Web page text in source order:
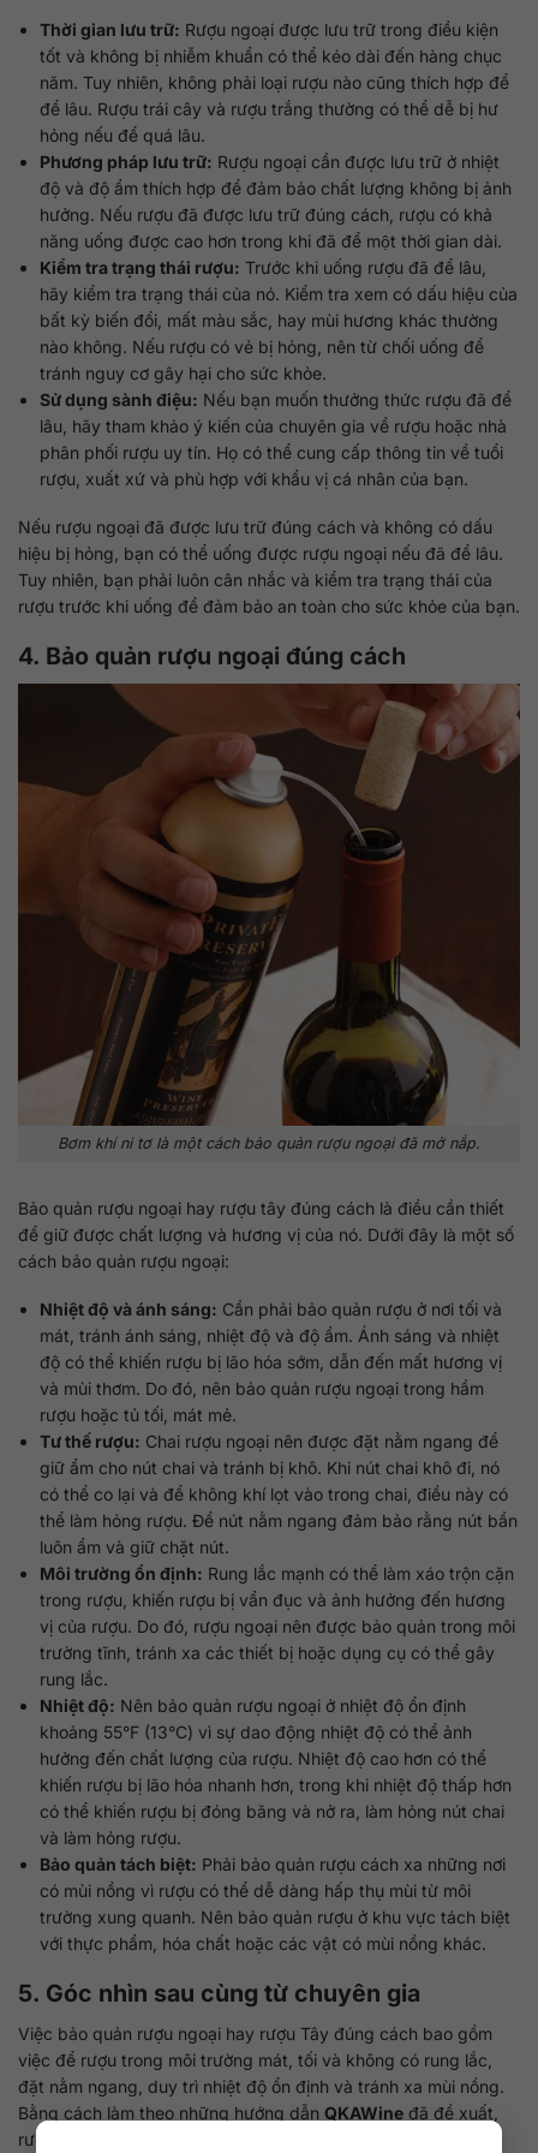
Thời gian lưu trữ: Rượu ngoại được lưu trữ trong điều kiện
tốt và không bị nhiễm khuẩn có thể kéo dài đến hàng chục
năm. Tuy nhiên, không phải loại rượu nào cũng thích hợp để
để lâu. Rượu trái cây và rượu trắng thường có thể dễ bị hư
hỏng nếu để quá lâu.
Phương pháp lưu trữ: Rượu ngoại cần được lưu trữ ở nhiệt
độ và độ ẩm thích hợp để đảm bảo chất lượng không bị ảnh
hưởng. Nếu rượu đã được lưu trữ đúng cách, rượu có khả
năng uống được cao hơn trong khi đã để một thời gian dài.
Kiểm tra trạng thái rượu: Trước khi uống rượu đã để lâu,
hãy kiểm tra trạng thái của nó. Kiểm tra xem có dấu hiệu của
bất kỳ biến đổi, mất màu sắc, hay mùi hương khác thường
nào không. Nếu rượu có vẻ bị hỏng, nên từ chối uống để
tránh nguy cơ gây hại cho sức khỏe.
Sử dụng sành điệu: Nếu bạn muốn thưởng thức rượu đã để
lâu, hãy tham khảo ý kiến của chuyên gia về rượu hoặc nhà
phân phối rượu uy tín. Họ có thể cung cấp thông tin về tuổi
rượu, xuất xứ và phù hợp với khẩu vị cá nhân của bạn.
Nếu rượu ngoại đã được lưu trữ đúng cách và không có dấu
hiệu bị hỏng, bạn có thể uống được rượu ngoại nếu đã để lâu.
Tuy nhiên, bạn phải luôn cân nhắc và kiểm tra trạng thái của
rượu trước khi uống để đảm bảo an toàn cho sức khỏe của bạn.
4. Bảo quản rượu ngoại đúng cách
Bơm khí ni tơ là một cách bảo quản rượu ngoại đã mở nắp.
Bảo quản rượu ngoại hay rượu tây đúng cách là điều cần thiết
để giữ được chất lượng và hương vị của nó. Dưới đây là một số
cách bảo quản rượu ngoại:
Nhiệt độ và ánh sáng: Cần phải bảo quản rượu ở nơi tối và
mát, tránh ánh sáng, nhiệt độ và độ ẩm. Ánh sáng và nhiệt
độ có thể khiến rượu bị lão hóa sớm, dẫn đến mất hương vị
và mùi thơm. Do đó, nên bảo quản rượu ngoại trong hầm
rượu hoặc tủ tối, mát mẻ.
Tư thế rượu: Chai rượu ngoại nên được đặt nằm ngang để
giữ ẩm cho nút chai và tránh bị khô. Khi nút chai khô đi, nó
có thể co lại và để không khí lọt vào trong chai, điều này có
thể làm hỏng rượu. Để nút nằm ngang đảm bảo rằng nút bần
luôn ẩm và giữ chặt nút.
Môi trường ổn định: Rung lắc mạnh có thể làm xáo trộn cặn
trong rượu, khiến rượu bị vẩn đục và ảnh hưởng đến hương
vị của rượu. Do đó, rượu ngoại nên được bảo quản trong môi
trường tĩnh, tránh xa các thiết bị hoặc dụng cụ có thể gây
rung lắc.
Nhiệt độ: Nên bảo quản rượu ngoại ở nhiệt độ ổn định
khoảng 55°F (13°C) vì sự dao động nhiệt độ có thể ảnh
hưởng đến chất lượng của rượu. Nhiệt độ cao hơn có thể
khiến rượu bị lão hóa nhanh hơn, trong khi nhiệt độ thấp hơn
có thể khiến rượu bị đóng băng và nở ra, làm hỏng nút chai
và làm hỏng rượu.
Bảo quản tách biệt: Phải bảo quản rượu cách xa những nơi
có mùi nồng vì rượu có thể dễ dàng hấp thụ mùi từ môi
trường xung quanh. Nên bảo quản rượu ở khu vực tách biệt
với thực phẩm, hóa chất hoặc các vật có mùi nồng khác.
5. Góc nhìn sau cùng từ chuyên gia
Việc bảo quản rượu ngoại hay rượu Tây đúng cách bao gồm
việc để rượu trong môi trường mát, tối và không có rung lắc,
đặt nằm ngang, duy trì nhiệt độ ổn định và tránh xa mùi nồng.
Bằng cách làm theo những hướng dẫn QKAWine đã đề xuất,
rượu có thể được bảo quản trong thời gian dài hơn mà không